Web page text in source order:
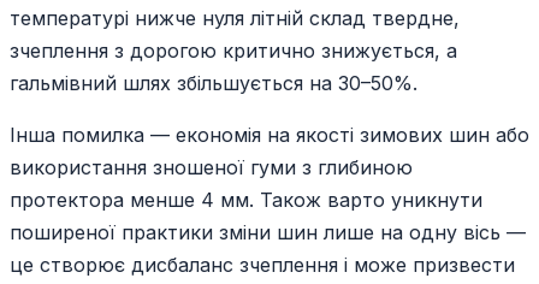
температурі нижче нуля літній склад твердне,
зчеплення з дорогою критично знижується, а
гальмівний шлях збільшується на 30–50%.
Інша помилка — економія на якості зимових шин або
використання зношеної гуми з глибиною
протектора менше 4 мм. Також варто уникнути
поширеної практики зміни шин лише на одну вісь —
це створює дисбаланс зчеплення і може призвести